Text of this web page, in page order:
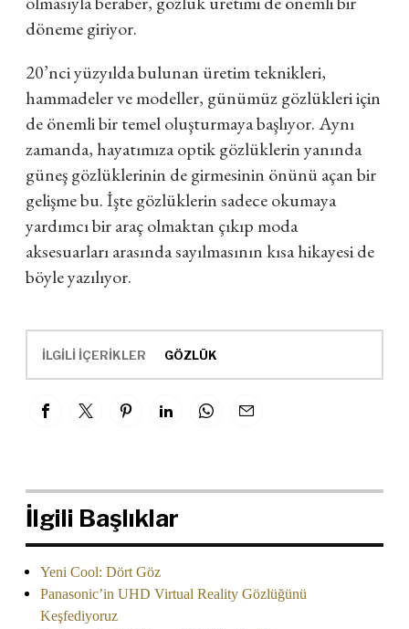
döneme giriyor.
20’nci yüzyılda bulunan üretim teknikleri,
hammadeler ve modeller, günümüz gözlükleri için
de önemli bir temel oluşturmaya başlıyor. Aynı
zamanda, hayatımıza optik gözlüklerin yanında
güneş gözlüklerinin de girmesinin önünü açan bir
gelişme bu. İşte gözlüklerin sadece okumaya
yardımcı bir araç olmaktan çıkıp moda
aksesuarları arasında sayılmasının kısa hikayesi de
böyle yazılıyor.
İLGİLİ İÇERİKLER GÖZLÜK
İlgili Başlıklar
Yeni Cool: Dört Göz
Panasonic’in UHD Virtual Reality Gözlüğünü
Keşfediyoruz